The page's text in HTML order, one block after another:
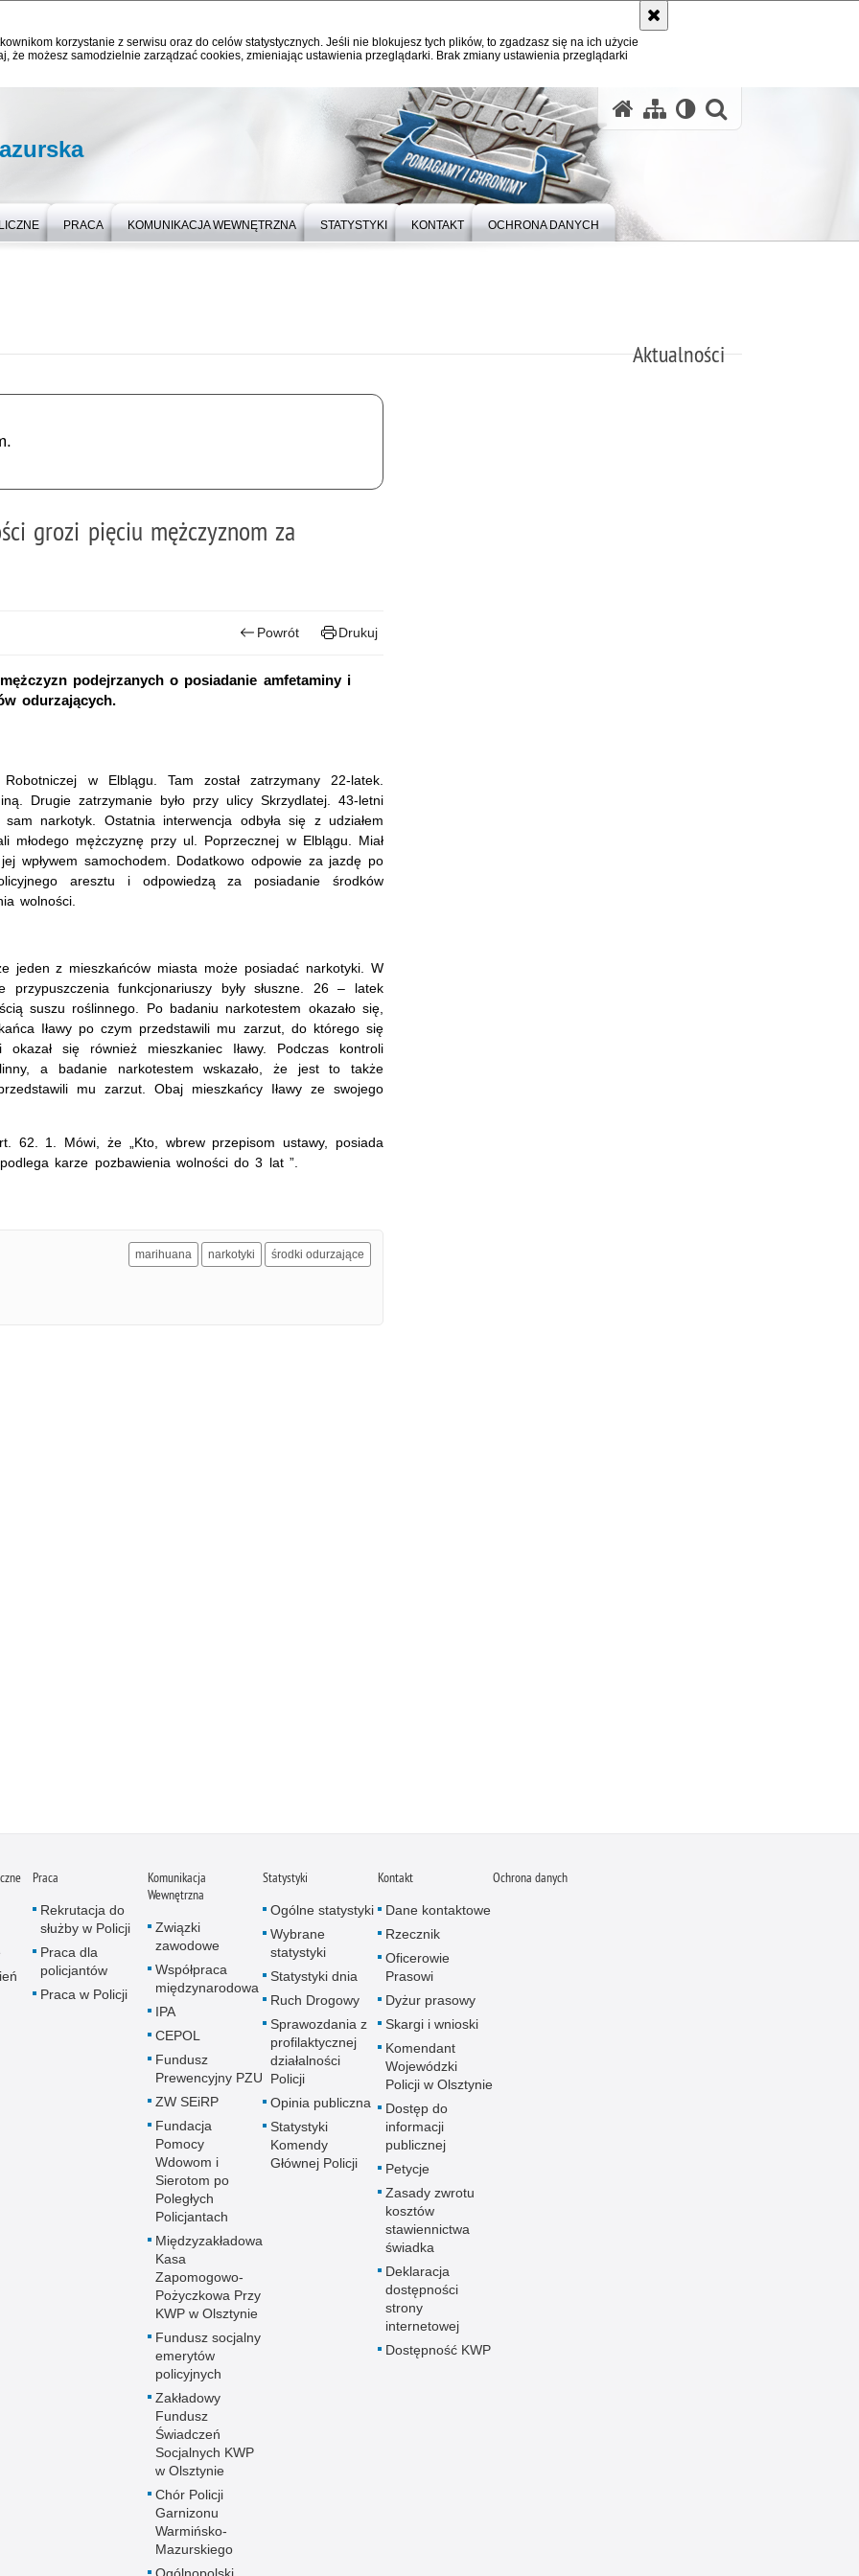
korzystanie z serwisu oraz do celów statystycznych. Jeśli nie blokujesz tych plików, to zgadzasz się na ich użycie
że możesz samodzielnie zarządzać cookies, zmieniając ustawienia przeglądarki. Brak zmiany ustawienia przeglądarki
PRACA KOMUNIKACJA WEWNĘTRZNA STATYSTYKI KONTAKT OCHRONA DANYCH
Aktualności
grozi pięciu mężczyznom za
Powrót Drukuj
podejrzanych o posiadanie amfetaminy i
odurzających.
w Elblągu. Tam został zatrzymany 22-latek.
Drugie zatrzymanie było przy ulicy Skrzydlatej. 43-letni
narkotyk. Ostatnia interwencja odbyła się z udziałem
młodego mężczyznę przy ul. Poprzecznej w Elblągu. Miał
wpływem samochodem. Dodatkowo odpowie za jazdę po
aresztu i odpowiedzą za posiadanie środków
wolności.
jeden z mieszkańców miasta może posiadać narkotyki. W
przypuszczenia funkcjonariuszy były słuszne. 26 – latek
suszu roślinnego. Po badaniu narkotestem okazało się,
Iławy po czym przedstawili mu zarzut, do którego się
okazał się również mieszkaniec Iławy. Podczas kontroli
a badanie narkotestem wskazało, że jest to także
mu zarzut. Obaj mieszkańcy Iławy ze swojego
62. 1. Mówi, że „Kto, wbrew przepisom ustawy, posiada
karze pozbawienia wolności do 3 lat ”.
marihuana narkotyki środki odurzające
Praca
Rekrutacja do
służby w Policji
Praca dla
policjantów
Praca w Policji
Komunikacja
Wewnętrzna
Związki
zawodowe
Współpraca
międzynarodowa
IPA
CEPOL
Fundusz
Prewencyjny PZU
ZW SEiRP
Fundacja
Pomocy
Wdowom i
Sierotom po
Poległych
Policjantach
Międzyzakładowa
Kasa
Zapomogowo-
Pożyczkowa Przy
KWP w Olsztynie
Fundusz socjalny
emerytów
policyjnych
Zakładowy
Fundusz
Świadczeń
Socjalnych KWP
w Olsztynie
Chór Policji
Garnizonu
Warmińsko-
Mazurskiego
Statystyki
Ogólne statystyki
Wybrane
statystyki
Statystyki dnia
Ruch Drogowy
Sprawozdania z
profilaktycznej
działalności
Policji
Opinia publiczna
Statystyki
Komendy
Głównej Policji
Kontakt
Dane kontaktowe
Rzecznik
Oficerowie
Prasowi
Dyżur prasowy
Skargi i wnioski
Komendant
Wojewódzki
Policji w Olsztynie
Dostęp do
informacji
publicznej
Petycje
Zasady zwrotu
kosztów
stawiennictwa
świadka
Deklaracja
dostępności
strony
internetowej
Dostępność KWP
Ochrona danych